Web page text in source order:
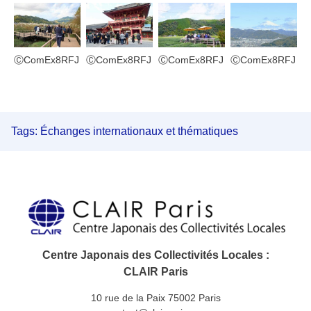
ⒸComEx8RFJ ⒸComEx8RFJ ⒸComEx8RFJ ⒸComEx8RFJ
Tags: Échanges internationaux et thématiques
Centre Japonais des Collectivités Locales :
CLAIR Paris
10 rue de la Paix 75002 Paris